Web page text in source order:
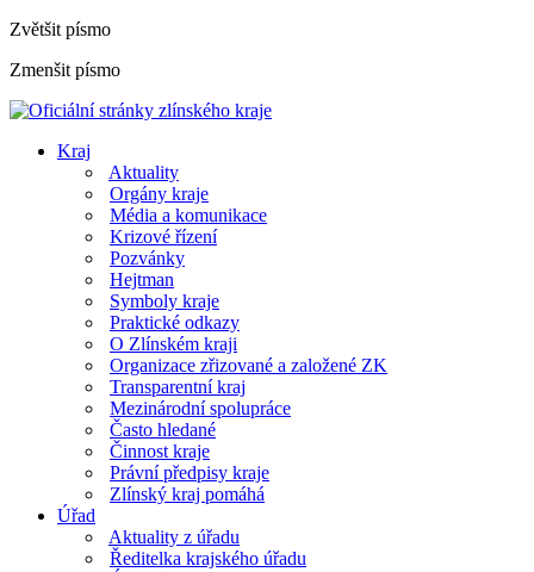
Zvětšit písmo
Zmenšit písmo
Kraj
Aktuality
Orgány kraje
Média a komunikace
Krizové řízení
Pozvánky
Hejtman
Symboly kraje
Praktické odkazy
O Zlínském kraji
Organizace zřizované a založené ZK
Transparentní kraj
Mezinárodní spolupráce
Často hledané
Činnost kraje
Právní předpisy kraje
Zlínský kraj pomáhá
Úřad
Aktuality z úřadu
Ředitelka krajského úřadu